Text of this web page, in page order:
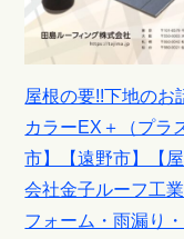
屋根の要!!下地の
カラーEX＋（プラ
市】【遠野市】【
会社金子ルーフ工
フォーム・雨漏り